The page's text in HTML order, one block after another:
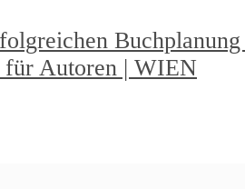
für Autoren | WIEN